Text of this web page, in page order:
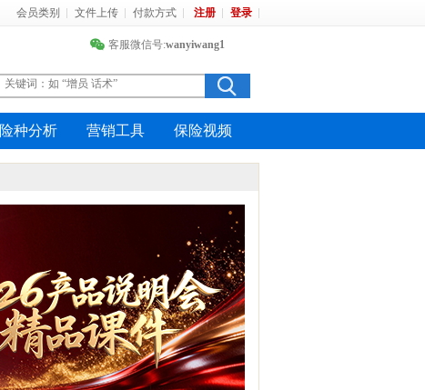
会员类别 文件上传 付款方式 注册 登录
客服微信号:wanyiwang1
险种分析 营销工具 保险视频